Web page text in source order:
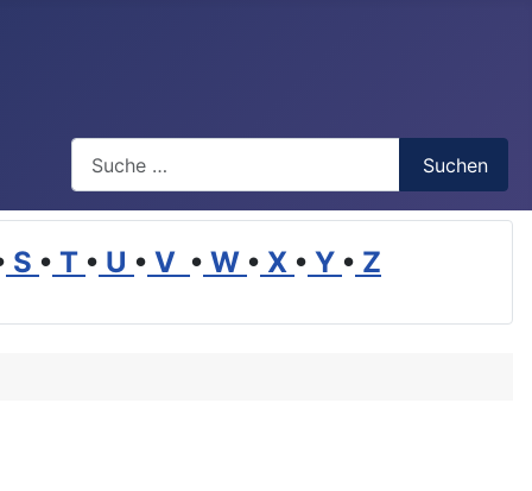
Suchen
S • T • U • V • W • X • Y • Z